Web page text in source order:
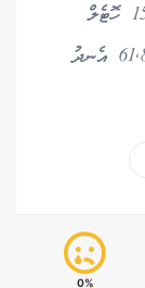
ގެސްޓްހައުސްގެ އިތުރުން 152 ސަފާރީ އާއި 15 ހޮޓެލް
ހިމެނެއެވެ. މިތަންތަނުގައި ފަތުރުވެރިކަމަށް 61,822 އެނދު
0%